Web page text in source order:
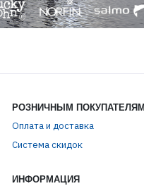
РОЗНИЧНЫМ
Оплата и доставка
Система скидок
ИНФОРМАЦИЯ